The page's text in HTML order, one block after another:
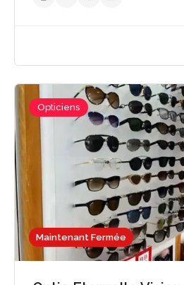
Maintenant Fermée
Opticiens